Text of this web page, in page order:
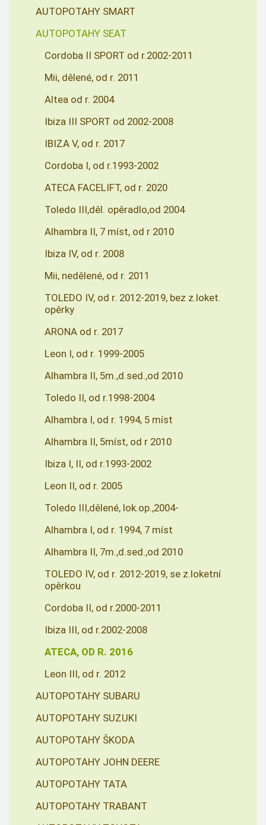
AUTOPOTAHY SMART
AUTOPOTAHY SEAT
Cordoba II SPORT od r.2002-2011
Mii, dělené, od r. 2011
Altea od r. 2004
Ibiza III SPORT od 2002-2008
IBIZA V, od r. 2017
Cordoba I, od r.1993-2002
ATECA FACELIFT, od r. 2020
Toledo III,děl. opěradlo,od 2004
Alhambra II, 7 míst, od r 2010
Ibiza IV, od r. 2008
Mii, nedělené, od r. 2011
TOLEDO IV, od r. 2012-2019, bez z.loket.
opěrky
ARONA od r. 2017
Leon I, od r. 1999-2005
Alhambra II, 5m.,d.sed.,od 2010
Toledo II, od r.1998-2004
Alhambra I, od r. 1994, 5 míst
Alhambra II, 5míst, od r 2010
Ibiza I, II, od r.1993-2002
Leon II, od r. 2005
Toledo III,dělené, lok.op.,2004-
Alhambra I, od r. 1994, 7 míst
Alhambra II, 7m.,d.sed.,od 2010
TOLEDO IV, od r. 2012-2019, se z.loketní
opěrkou
Cordoba II, od r.2000-2011
Ibiza III, od r.2002-2008
ATECA, OD R. 2016
Leon III, od r. 2012
AUTOPOTAHY SUBARU
AUTOPOTAHY SUZUKI
AUTOPOTAHY ŠKODA
AUTOPOTAHY JOHN DEERE
AUTOPOTAHY TATA
AUTOPOTAHY TRABANT